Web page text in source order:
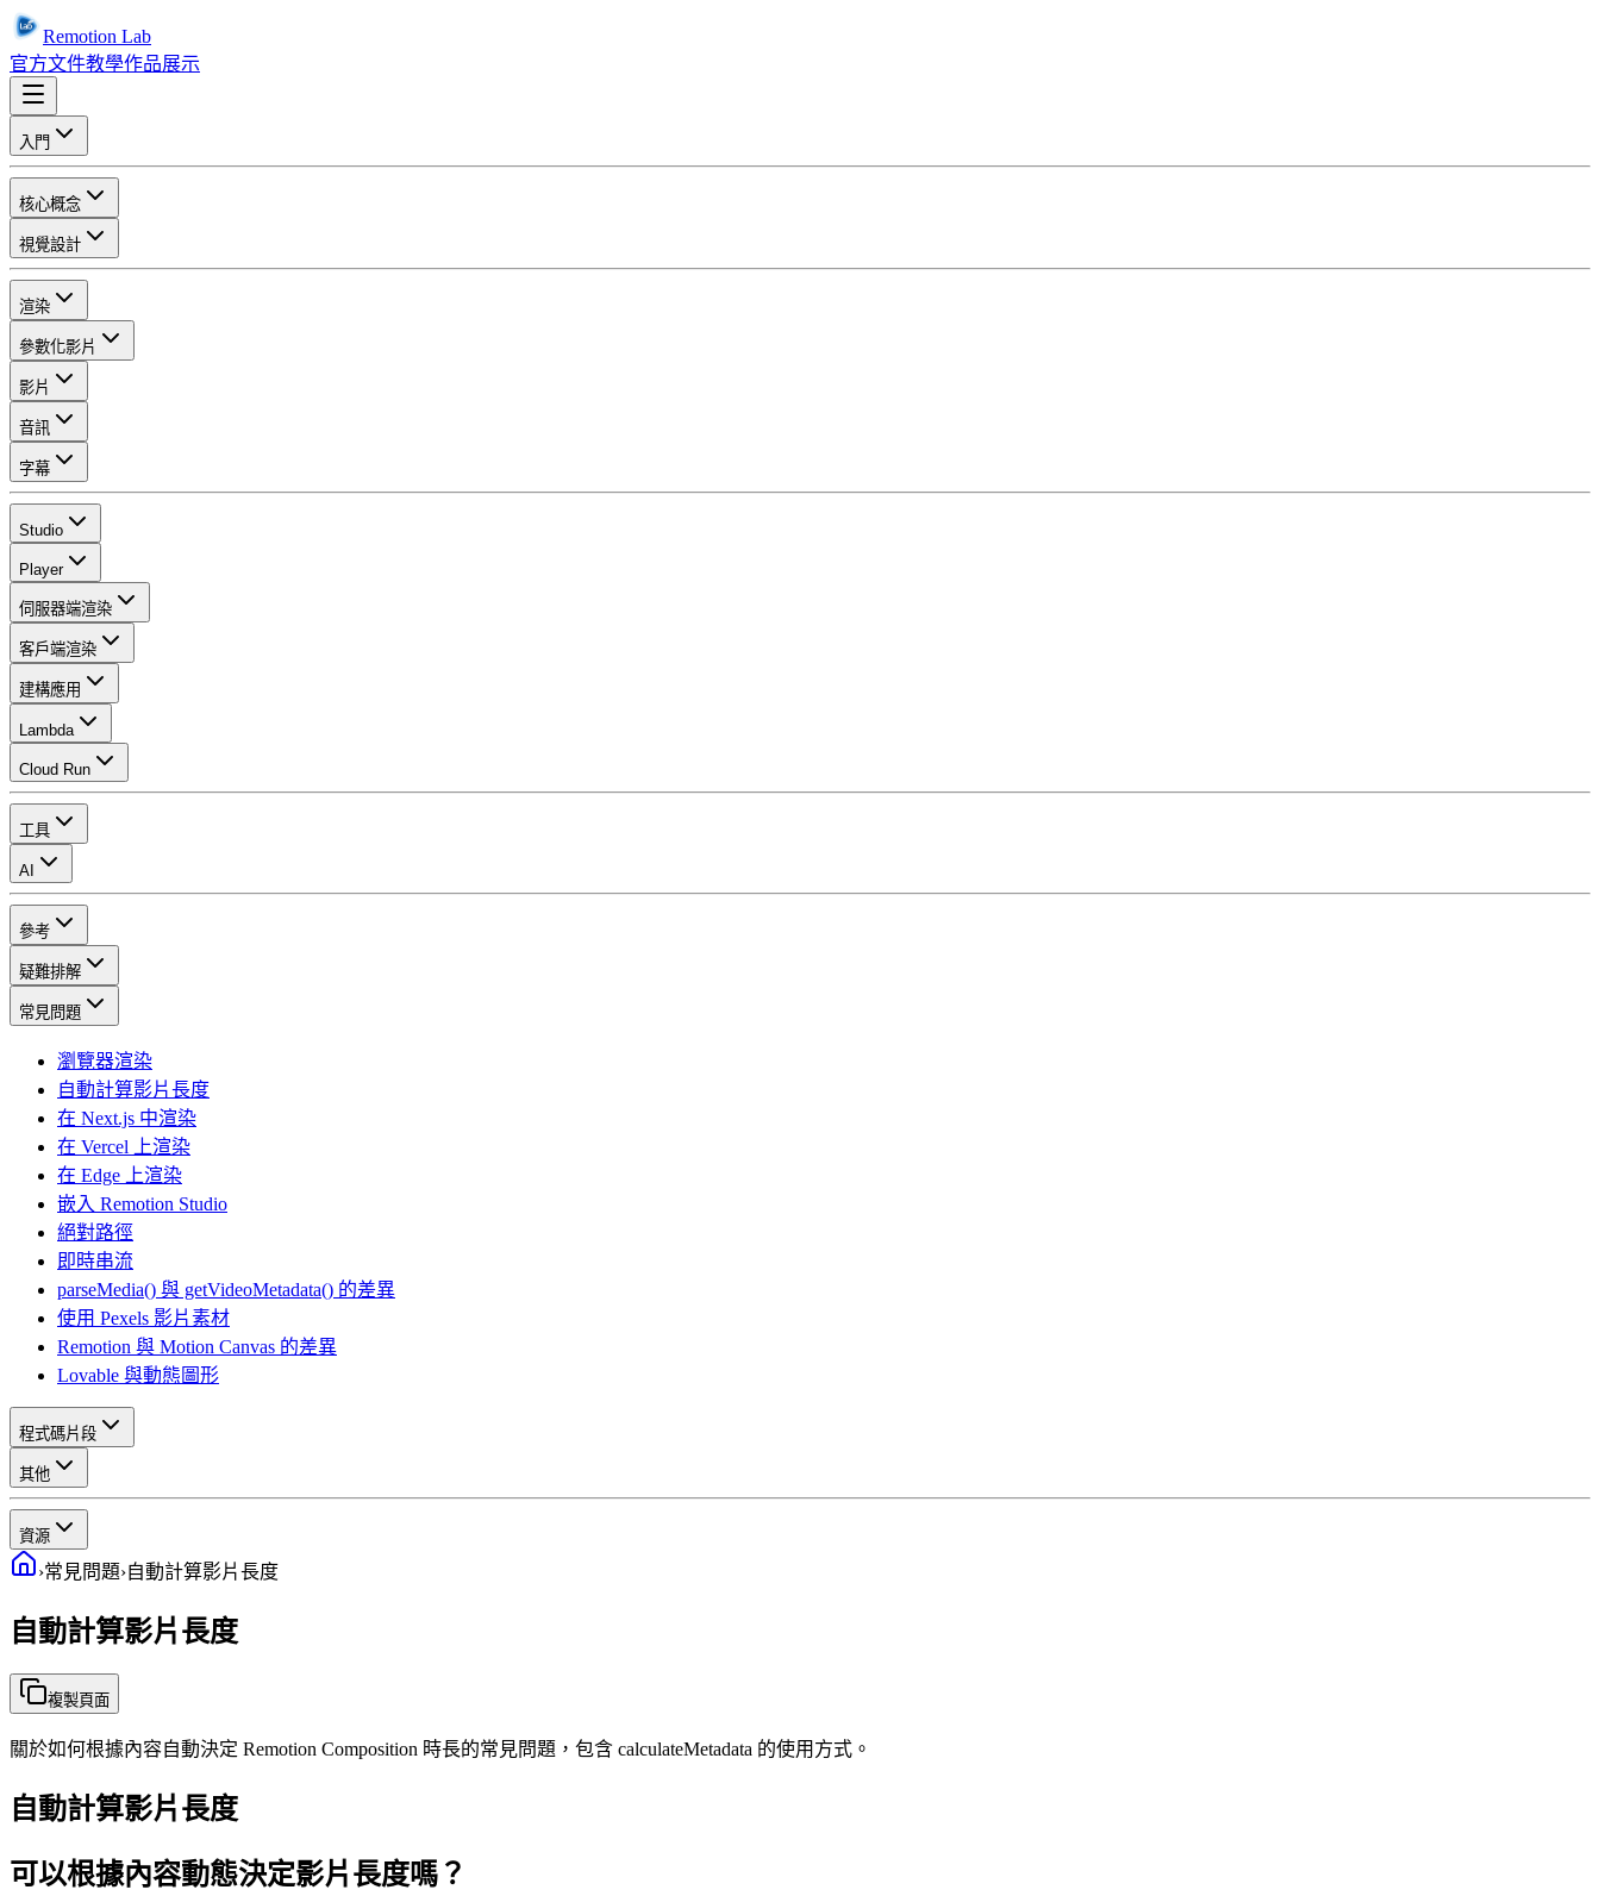
Remotion Lab
官方文件教學作品展示
入門
核心概念
視覺設計
渲染
參數化影片
影片
音訊
字幕
Studio
Player
伺服器端渲染
客戶端渲染
建構應用
Lambda
Cloud Run
工具
AI
參考
疑難排解
常見問題
瀏覽器渲染
自動計算影片長度
在 Next.js 中渲染
在 Vercel 上渲染
在 Edge 上渲染
嵌入 Remotion Studio
絕對路徑
即時串流
parseMedia() 與 getVideoMetadata() 的差異
使用 Pexels 影片素材
Remotion 與 Motion Canvas 的差異
Lovable 與動態圖形
程式碼片段
其他
資源
›常見問題›自動計算影片長度
自動計算影片長度
複製頁面
關於如何根據內容自動決定 Remotion Composition 時長的常見問題，包含 calculateMetadata 的使用方式。
自動計算影片長度
可以根據內容動態決定影片長度嗎？